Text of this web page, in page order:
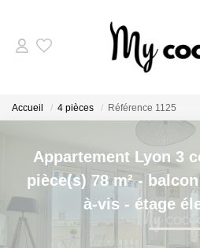
Nos Biens
ESTIMATION
NOS
Accueil 4 pièces Référence 1125
Appartement Lyon 3
pièce(s) 78 m² -
à-vis - étage